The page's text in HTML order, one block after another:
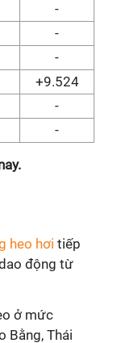
-
-
-
+9.524
-
-
heo hơi tiếp
động từ
ở mức
Bằng, Thái